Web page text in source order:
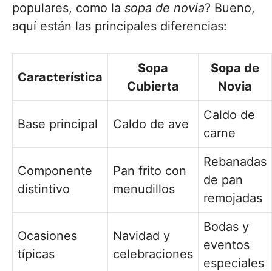
populares, como la sopa de novia? Bueno,
aquí están las principales diferencias:
Característica
Sopa
Cubierta
Sopa de
Novia
Base principal Caldo de ave
Caldo de
carne
Componente
distintivo
Pan frito con
menudillos
Rebanadas
de pan
remojadas
Ocasiones
típicas
Navidad y
celebraciones
Bodas y
eventos
especiales